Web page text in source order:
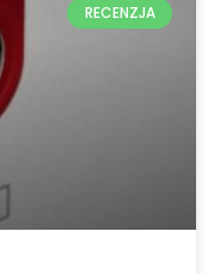
RECENZJA